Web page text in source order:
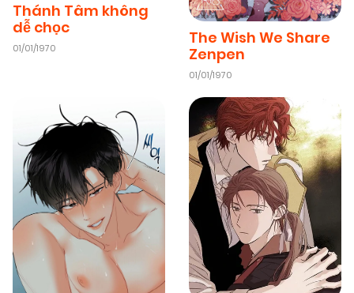
Thánh Tâm không
dễ chọc
01/01/1970
The Wish We Share
Zenpen
01/01/1970